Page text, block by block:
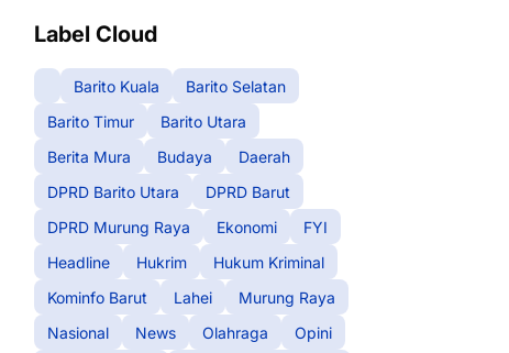
Label Cloud
Barito Kuala
Barito Selatan
Barito Timur
Barito Utara
Berita Mura
Budaya
Daerah
DPRD Barito Utara
DPRD Barut
DPRD Murung Raya
Ekonomi
FYI
Headline
Hukrim
Hukum Kriminal
Kominfo Barut
Lahei
Murung Raya
Nasional
News Olahraga
Opini